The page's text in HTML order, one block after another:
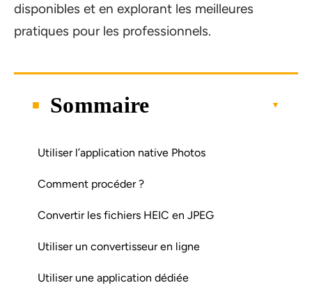
disponibles et en explorant les meilleures
pratiques pour les professionnels.
Sommaire
Utiliser l’application native Photos
Comment procéder ?
Convertir les fichiers HEIC en JPEG
Utiliser un convertisseur en ligne
Utiliser une application dédiée